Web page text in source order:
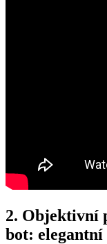
2. Objektivní
bot:⁢ elegantní​